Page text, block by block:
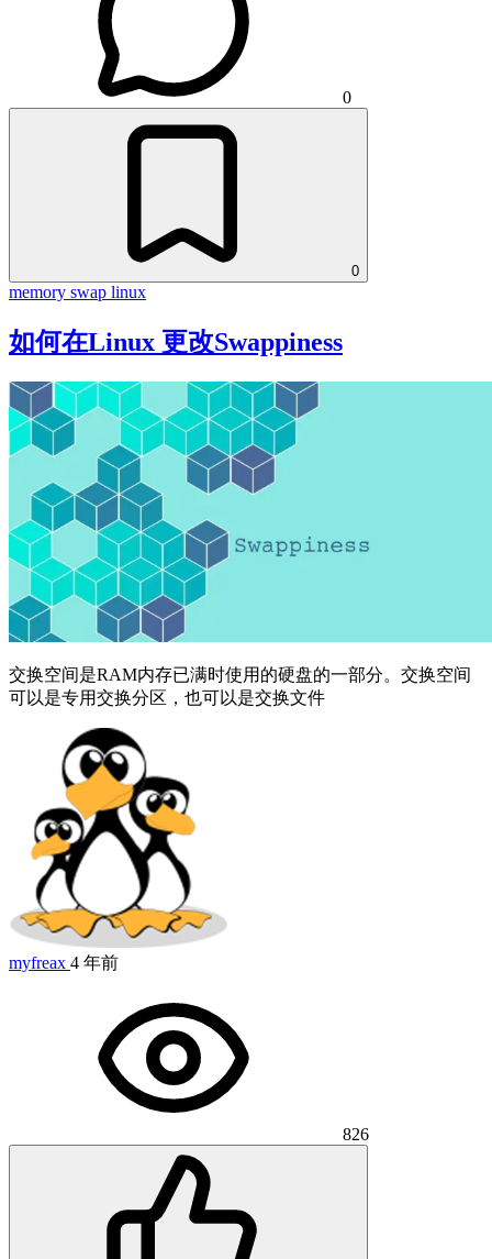
0
0
memory swap linux
如何在Linux 更改Swappiness
交换空间是RAM内存已满时使用的硬盘的一部分。交换空间
可以是专用交换分区，也可以是交换文件
myfreax 4 年前
826